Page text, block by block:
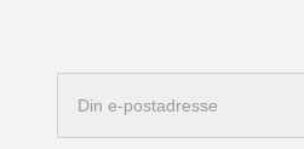
postadresse